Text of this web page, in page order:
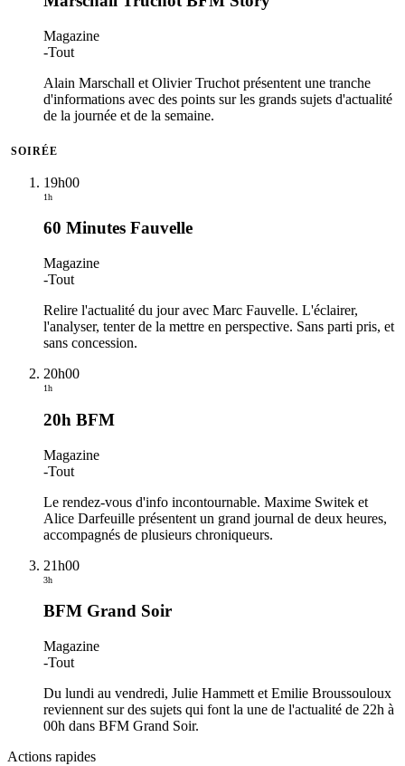
Magazine
-Tout
Alain Marschall et Olivier Truchot présentent une tranche
d'informations avec des points sur les grands sujets d'actualité
de la journée et de la semaine.
SOIRÉE
19h00
1h
60 Minutes Fauvelle
Magazine
-Tout
Relire l'actualité du jour avec Marc Fauvelle. L'éclairer,
l'analyser, tenter de la mettre en perspective. Sans parti pris, et
sans concession.
20h00
1h
20h BFM
Magazine
-Tout
Le rendez-vous d'info incontournable. Maxime Switek et
Alice Darfeuille présentent un grand journal de deux heures,
accompagnés de plusieurs chroniqueurs.
21h00
3h
BFM Grand Soir
Magazine
-Tout
Du lundi au vendredi, Julie Hammett et Emilie Broussouloux
reviennent sur des sujets qui font la une de l'actualité de 22h à
00h dans BFM Grand Soir.
Actions rapides